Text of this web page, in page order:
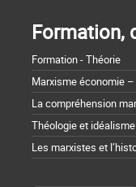
Formation,
Formation - Théorie
Marxisme économie
La compréhension
Théologie et
Les marxistes et